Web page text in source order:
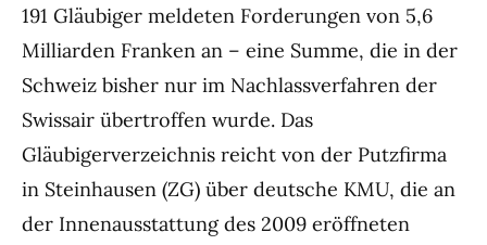
191 Gläubiger meldeten Forderungen von 5,6
Milliarden Franken an – eine Summe, die in der
Schweiz bisher nur im Nachlassverfahren der
Swissair übertroffen wurde. Das
Gläubigerverzeichnis reicht von der Putzfirma
in Steinhausen (ZG) über deutsche KMU, die an
der Innenausstattung des 2009 eröffneten